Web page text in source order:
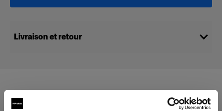
Livraison et retour
Compatible avec :